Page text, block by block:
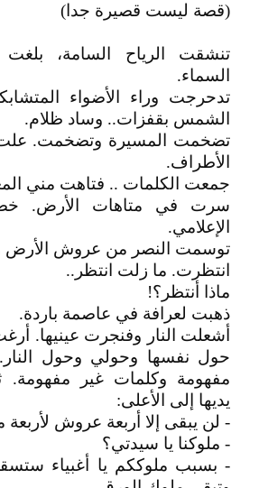
(قصة ليست قصيرة جدا)
تنشقت الرياح السامة،
السماء.
تدحرجت وراء الأضواء
الشمس بقفزات.. وساد ظلام.
تضخمت المسيرة وتضخمت.
الأطراف.
جمعت الكلمات .. فتاهت مني
سرت في متاهات الأرض.
الإعلامي.
توسمت النصر من عروش الأرض
انتظرت. ما زلت انتظر..
ماذا أنتظر؟!
ذهبت لعرافة في عاصمة باردة.
أشعلت النار وفنجرت عينيها.
حول نفسها وحولي وحول
مفهومة وكلمات غير
يديها إلى الأعلى:
- لن يبقى إلا أربعة عروش
- ملوكنا يا سيدتي؟
- بسبب ملوككم يا أغبياء